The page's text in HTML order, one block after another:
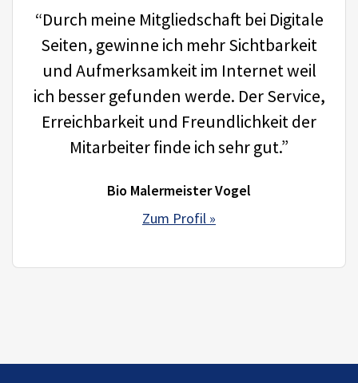
“Durch meine Mitgliedschaft bei Digitale
Seiten, gewinne ich mehr Sichtbarkeit
und Aufmerksamkeit im Internet weil
ich besser gefunden werde. Der Service,
Erreichbarkeit und Freundlichkeit der
Mitarbeiter finde ich sehr gut.”
Bio Malermeister Vogel
Zum Profil »